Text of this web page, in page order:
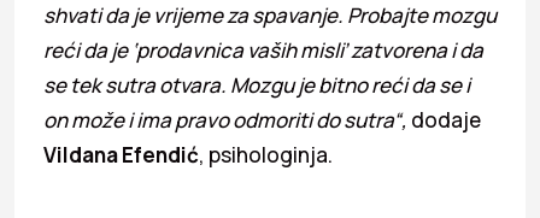
shvati da je vrijeme za spavanje. Probajte mozgu
reći da je ‘prodavnica vaših misli’ zatvorena i da
se tek sutra otvara. Mozgu je bitno reći da se i
on može i ima pravo odmoriti do sutra“, dodaje
Vildana Efendić, psihologinja.